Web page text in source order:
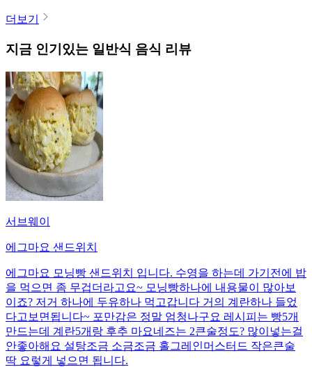
더보기
지금 인기있는 일반식 음식 리뷰
서브웨이
에그마요 샌드위치
에그마요 모닝빵 샌드위치 입니다. 수영을 하는데 가기전에 밥
을 먹으면 좀 무겁더라고요~ 모닝빵하나에 내용물이 많아보
이죠? 저거 하나에 두유하나 먹고갑니다 거의 계란하나 들었
다고보면됩니다~ 포만감은 정말 엄청나구요 레시피는 빵5개
만드는데 계란5개랑 후추 마요네즈는 2큰술정도? 많이넣는걸
안좋아해요 설탕조금 소금조금 홀그레인머스터드 작은큰술
딱 요렇게 넣으면 됩니다.